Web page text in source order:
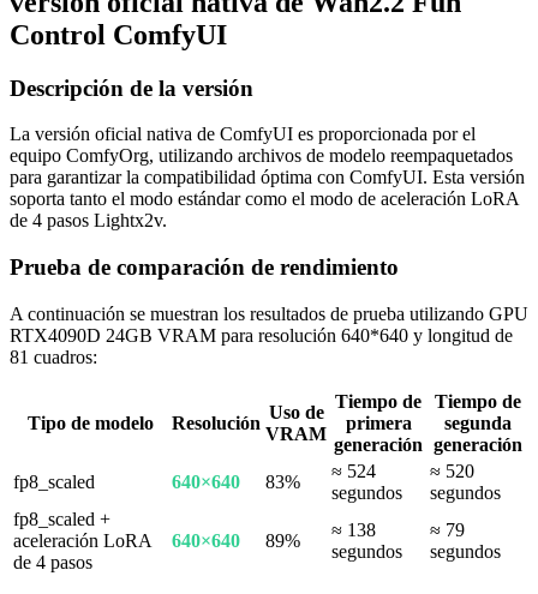
Control ComfyUI
Descripción de la versión
La versión oficial nativa de ComfyUI es proporcionada por el
equipo ComfyOrg, utilizando archivos de modelo reempaquetados
para garantizar la compatibilidad óptima con ComfyUI. Esta versión
soporta tanto el modo estándar como el modo de aceleración LoRA
de 4 pasos Lightx2v.
Prueba de comparación de rendimiento
A continuación se muestran los resultados de prueba utilizando GPU
RTX4090D 24GB VRAM para resolución 640*640 y longitud de
81 cuadros:
Tipo de modelo Resolución
Uso de
VRAM
Tiempo de
primera
generación
Tiempo de
segunda
generación
fp8_scaled
640×640 83%
≈ 524
segundos
≈ 520
segundos
fp8_scaled +
aceleración LoRA
de 4 pasos
640×640 89%
≈ 138
segundos
≈ 79
segundos